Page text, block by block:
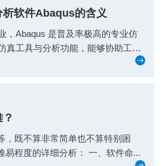
析软件Abaqus的含义
，Abaqus 是普及率极高的专业仿
真工具与分析功能，能够协助工
，既不算非常简单也不算特别困
难。以下是对CATIA难易程度的详细分析： 一、软件命...